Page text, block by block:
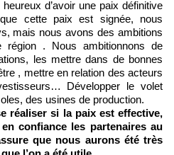
d’avoir une paix définitive
cette paix est signée, nous
mais nous avons des ambitions
. Nous ambitionnons de
les mettre dans de bonnes
, mettre en relation des acteurs
Développer le volet
des usines de production.
réaliser si la paix est effective,
confiance les partenaires au
que nous aurons été très